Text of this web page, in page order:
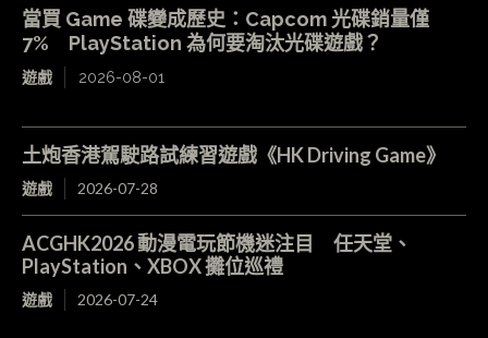
當買 Game 碟變成歷史：Capcom 光碟銷量僅
7% PlayStation 為何要淘汰光碟遊戲？
遊戲 2026-08-01
土炮香港駕駛路試練習遊戲《HK Driving Game》
遊戲 2026-07-28
ACGHK2026 動漫電玩節機迷注目 任天堂、
PlayStation、XBOX 攤位巡禮
遊戲 2026-07-24